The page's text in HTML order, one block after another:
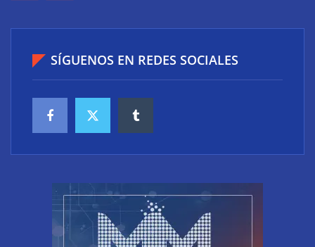
accesos que no caducan
SÍGUENOS EN REDES SOCIALES